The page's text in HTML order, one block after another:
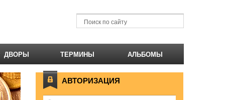
ДВОРЫ ТЕРМИНЫ АЛЬБОМЫ
АВТОРИЗАЦИЯ